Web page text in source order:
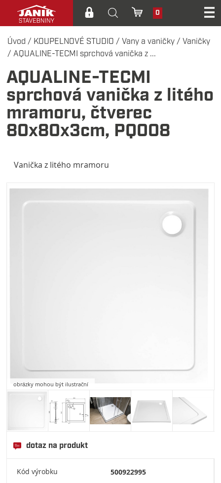
0
Úvod / KOUPELNOVÉ STUDIO / Vany a vaničky / Vaničky
/ AQUALINE-TECMI sprchová vanička z ...
AQUALINE-TECMI
sprchová vanička z litého
mramoru, čtverec
80x80x3cm, PQ008
Vanička z litého mramoru
obrázky mohou být ilustrační
dotaz na produkt
Kód výrobku 500922995